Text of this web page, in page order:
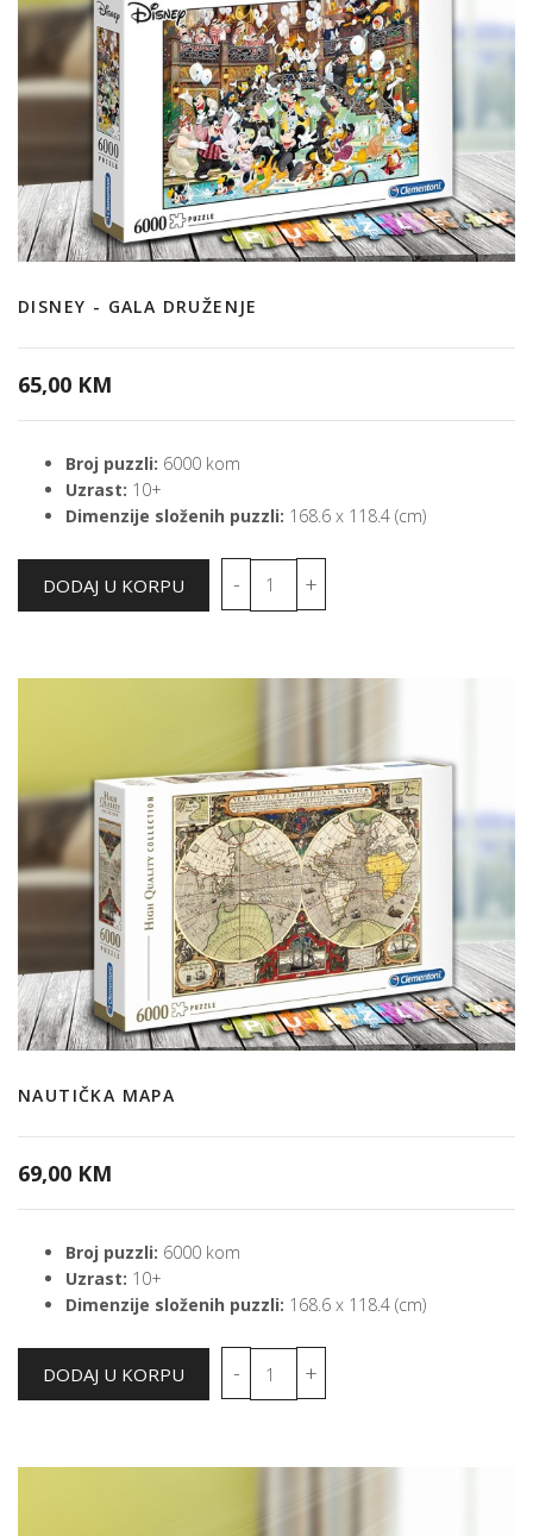
DISNEY - GALA DRUŽENJE
65,00 KM
Broj puzzli: 6000 kom
Uzrast: 10+
Dimenzije složenih puzzli: 168.6 x 118.4 (cm)
NAUTIČKA MAPA
69,00 KM
Broj puzzli: 6000 kom
Uzrast: 10+
Dimenzije složenih puzzli: 168.6 x 118.4 (cm)